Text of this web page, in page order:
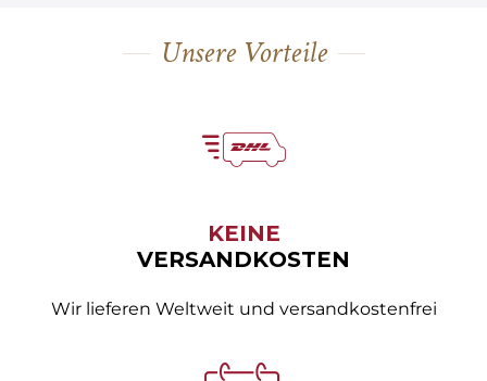
Unsere Vorteile
KEINE
VERSANDKOSTEN
Wir lieferen Weltweit und versandkostenfrei